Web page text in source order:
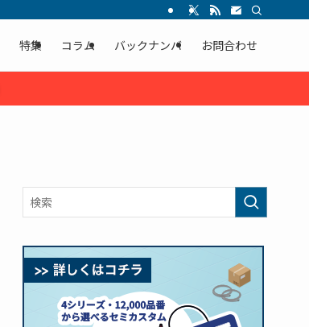
特集 コラム バックナンバ お問合わせ